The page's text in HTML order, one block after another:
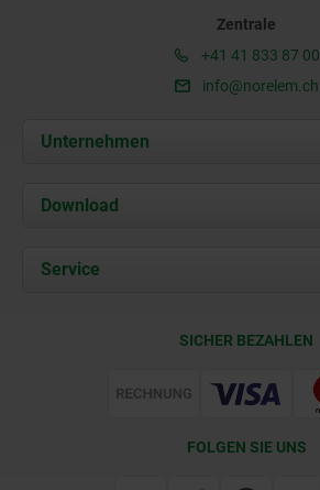
Zentrale
+41 41 833 87 00
info@norelem.ch
Unternehmen
Über uns
Kontakt
Download
Dokumente
Service
SICHER BEZAHLEN
FOLGEN SIE UNS